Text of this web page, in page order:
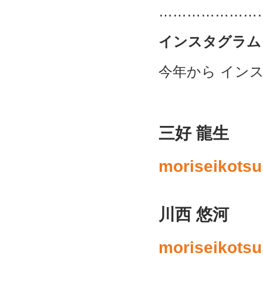
インスタグラム
今年から イン
三好 龍生
川西 悠河